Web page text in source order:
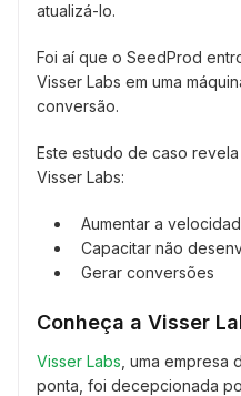
atualizá-lo.
Foi aí que o SeedProd
Visser Labs em uma
conversão.
Este estudo de caso
Visser Labs:
Aumentar a
Capacitar não
Gerar conversões
Conheça a Visser
Visser Labs , uma
ponta, foi decepcionada